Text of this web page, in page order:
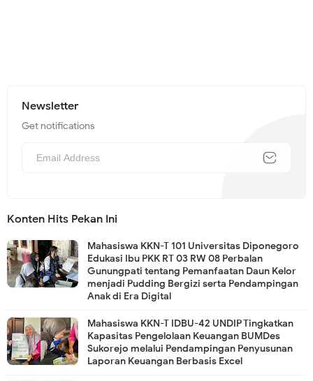
Newsletter
Get notifications
Konten Hits Pekan Ini
Mahasiswa KKN-T 101 Universitas Diponegoro
Edukasi Ibu PKK RT 03 RW 08 Perbalan
Gunungpati tentang Pemanfaatan Daun Kelor
menjadi Pudding Bergizi serta Pendampingan
Anak di Era Digital
Mahasiswa KKN-T IDBU-42 UNDIP Tingkatkan
Kapasitas Pengelolaan Keuangan BUMDes
Sukorejo melalui Pendampingan Penyusunan
Laporan Keuangan Berbasis Excel